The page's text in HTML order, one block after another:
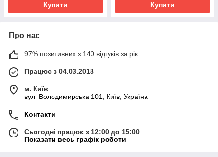
Купити Купити
Про нас
97% позитивних з 140 відгуків за рік
Працює з 04.03.2018
м. Київ
вул. Володимирська 101, Київ, Україна
Контакти
Сьогодні працює з 12:00 до 15:00
Показати весь графік роботи